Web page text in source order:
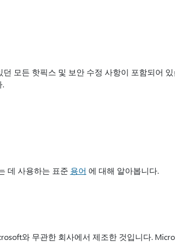
모든 핫픽스 및 보안 수정 사항이 포함되어 있
데 사용하는 표준 용어 에 대해 알아봅니다.
와 무관한 회사에서 제조한 것입니다.